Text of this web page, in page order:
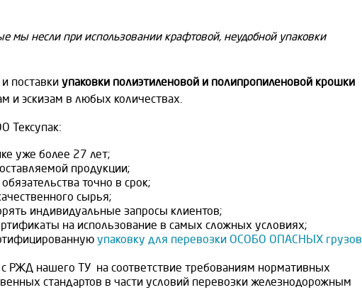
мы несли при использовании крафтовой, неудобной упаковки
поставки упаковки полиэтиленовой и полипропиленовой крошки
и эскизам в любых количествах.
Тексупак:
уже более 27 лет;
продукции;
точно в срок;
сырья;
индивидуальные запросы клиентов;
на использование в самых сложных условиях;
упаковку для перевозки ОСОБО ОПАСНЫХ грузов
с РЖД нашего ТУ на соответствие требованиям нормативных
стандартов в части условий перевозки железнодорожным